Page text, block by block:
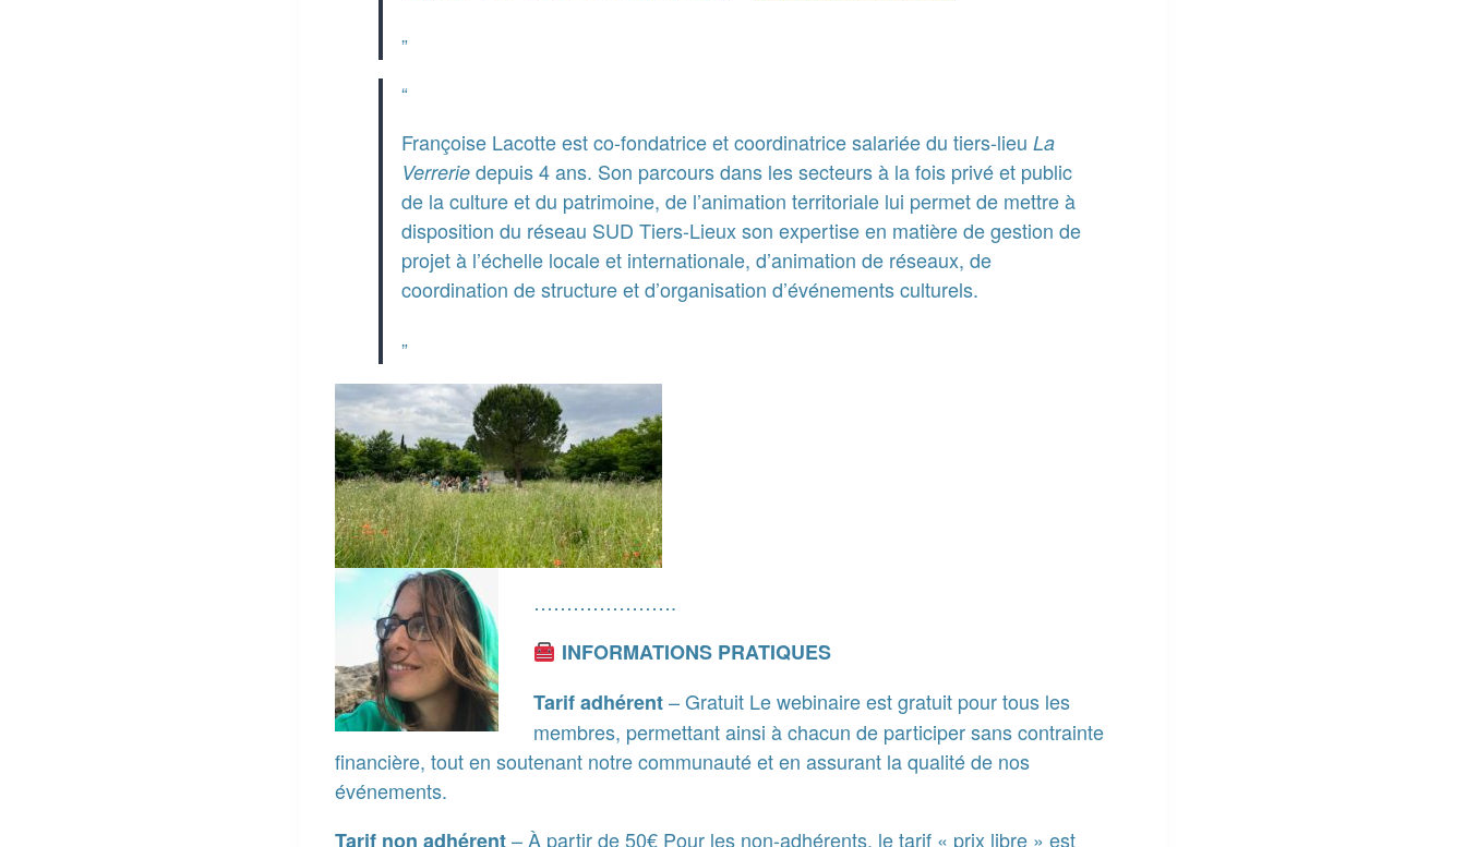
Françoise Lacotte est co-fondatrice et coordinatrice salariée du tiers-lieu La
Verrerie depuis 4 ans. Son parcours dans les secteurs à la fois privé et public
de la culture et du patrimoine, de l’animation territoriale lui permet de mettre à
disposition du réseau SUD Tiers-Lieux son expertise en matière de gestion de
projet à l’échelle locale et internationale, d’animation de réseaux, de
coordination de structure et d’organisation d’événements culturels.
………………….
INFORMATIONS PRATIQUES
Tarif adhérent– Gratuit Le webinaire est gratuit pour tous les
membres, permettant ainsi à chacun de participer sans contrainte
financière, tout en soutenant notre communauté et en assurant la qualité de nos
événements.
Tarif non adhérent– À partir de 50€ Pour les non-adhérents, le tarif « prix libre » est